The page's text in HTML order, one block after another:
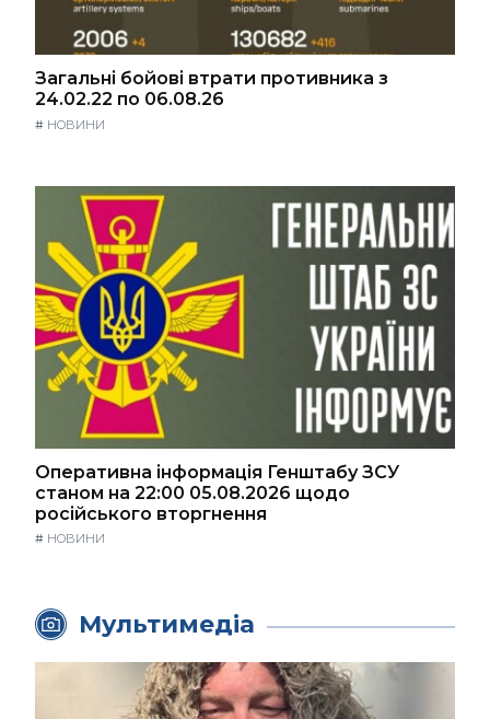
Загальні бойові втрати противника з
24.02.22 по 06.08.26
# НОВИНИ
Оперативна інформація Генштабу ЗСУ
станом на 22:00 05.08.2026 щодо
російського вторгнення
# НОВИНИ
Мультимедіа